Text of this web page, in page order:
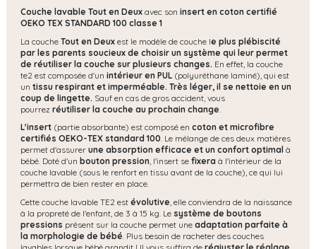
Couche lavable Tout en Deux avec son insert en coton certifié
OEKO TEX STANDARD 100 classe 1
La couche Tout en Deux est le modèle de couche le plus plébiscité
par les parents soucieux de choisir un système qui leur permet
de réutiliser la couche sur plusieurs changes. En effet, la couche
te2 est composée d'un intérieur en PUL (polyuréthane laminé), qui est
un tissu respirant et imperméable. Très léger, il se nettoie en un
coup de lingette. Sauf en cas de gros accident, vous
pourrez réutiliser la couche au prochain change
L'insert (partie absorbante) est composé en coton et microfibre
certifiés OEKO-TEX standard 100. Le mélange de ces deux matières
permet d'assurer une absorption efficace et un confort optimal à
bébé. Doté d'un bouton pression, l'insert se fixera à l'intérieur de la
couche lavable (sous le renfort en tissu avant de la couche), ce qui lui
permettra de bien rester en place.
Cette couche lavable TE2 est évolutive, elle conviendra de la naissance
à la propreté de l'enfant, de 3 à 15 kg. Le système de boutons
pressions présent sur la couche permet une adaptation parfaite à
la morphologie de bébé. Plus besoin de racheter des couches